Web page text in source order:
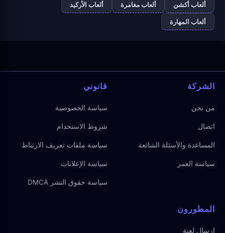
ألعاب أكشن ألعاب مغامرة ألعاب الأركيد
ألعاب المهارة
الشركة
من نحن
اتصال
المساعدة والأسئلة الشائعة
سياسة العمر
قانوني
سياسة الخصوصية
شروط الاستخدام
سياسة ملفات تعريف الارتباط
سياسة الإعلانات
سياسة حقوق النشر DMCA
المطورون
إرسال لعبة